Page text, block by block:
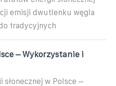
emisji dwutlenku węgla
tradycyjnych
– Wykorzystanie i
słonecznej w Polsce –